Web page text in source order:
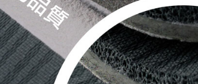
形，恩沛科技股份有限公司將有權停止該用戶之使用額度並採
動。